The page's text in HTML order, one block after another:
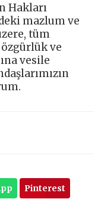
Hakları
mazlum ve
tüm
ve
vesile
Pinterest